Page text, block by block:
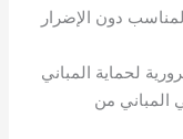
دون الإضرار
لحماية المباني
المباني من